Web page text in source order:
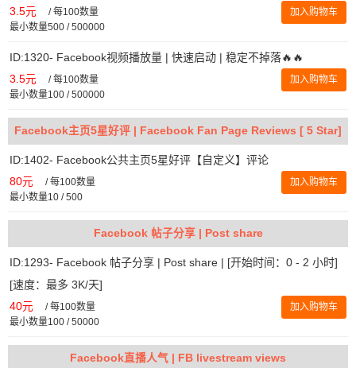
3.5元 /每100数量
最小数量500 / 500000
加入购物车
ID:1320- Facebook视频播放量 | 快速启动 | 稳定不掉落🔥🔥
3.5元 /每100数量
最小数量100 / 500000
加入购物车
Facebook主页5星好评 | Facebook Fan Page Reviews [ 5 Star]
ID:1402- Facebook公共主页5星好评【自定义】评论
80元 /每100数量
最小数量10 / 500
加入购物车
Facebook 帖子分享 | Post share
ID:1293- Facebook 帖子分享 | Post share | [开始时间：0 - 2 小时]
[速度：最多 3K/天]
40元 /每100数量
最小数量100 / 50000
加入购物车
Facebook直播人气 | FB livestream views